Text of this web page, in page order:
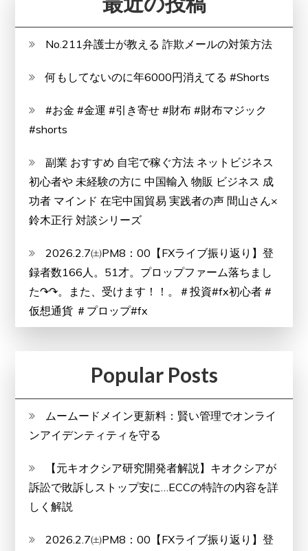
を
っ
自
No.211弁護士が教える 詐欺メールの対策方法
何もしてないのに年6000円消えてる #Shorts
#お金 #金運 #引き寄せ #財布 #財布マジック
#shorts
副業 おすすめ 自宅で稼ぐ方法 ネットビジネス
初心者や 未経験の方に 中国輸入 物販 ビジネス 成
功者 マインド 在宅中国貿易 実践者の声 間山さん×
鈴木正行 対談シリーズ
2026.2.7㈯PM8：00【FXライブ振り返り】登
録者数166人。51才。プロップファーム落ちまし
た↷↷。また、受けます！！。＃投資#fx初心者 #
仮想通貨 ＃プロップ#fx
Popular Posts
ムームードメイン更新料：賢い管理でオンライ
ンアイデンティティを守る
【元キオクシア研究開発者解説】キオクシアが
訴訟で敗訴しストップ安に…ECCの特許の内容を詳
しく解説
2026.2.7㈯PM8：00【FXライブ振り返り】登